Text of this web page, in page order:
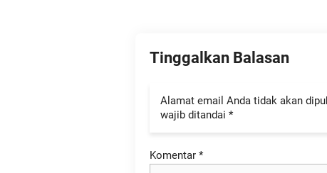
Tinggalkan Balasan
Alamat email Anda tidak akan
wajib ditandai *
Komentar *